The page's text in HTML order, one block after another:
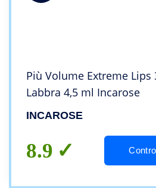
Più Volume Extreme Lips
Labbra 4,5 ml Incarose
INCAROSE
8.9